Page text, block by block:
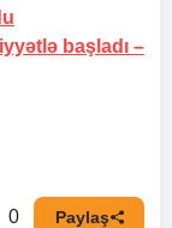
başladı –
0 Paylaş